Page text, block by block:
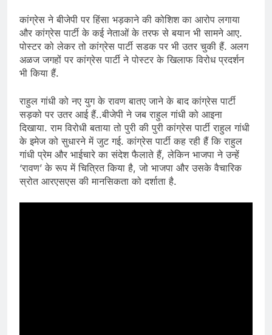
कांग्रेस ने बीजेपी पर हिंसा भड़काने की कोशिश का आरोप लगाया
और कांग्रेस पार्टी के कई नेताओं के तरफ से बयान भी सामने आए.
पोस्टर को लेकर तो कांग्रेस पार्टी सडक पर भी उतर चुकी हैं. अलग
अळज जगहों पर कांग्रेस पार्टी ने पोस्टर के खिलाफ विरोध प्रदर्शन
भी किया हैं.
राहुल गांधी को नए युग के रावण बातए जाने के बाद कांग्रेस पार्टी
सड़को पर उतर आई हैं..बीजेपी ने जब राहुल गांधी को आइना
दिखाया. राम विरोधी बताया तो पुरी की पुरी कांग्रेस पार्टी राहुल गांधी
के इमेज को सुधारने में जुट गई. कांग्रेस पार्टी कह रही हैं कि राहुल
गांधी प्रेम और भाईचारे का संदेश फैलाते हैं, लेकिन भाजपा ने उन्हें
‘रावण’ के रूप में चित्रित किया है, जो भाजपा और उसके वैचारिक
स्रोत आरएसएस की मानसिकता को दर्शाता है.